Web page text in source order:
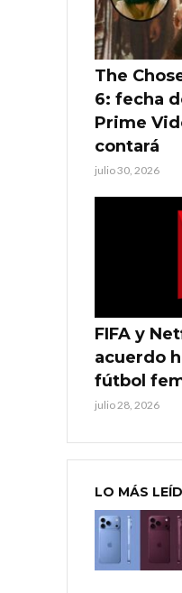
The
6: fecha
Prime
contará
julio 30, 2026
FIFA y
acuerdo
fútbol
julio 28, 2026
LO MÁS